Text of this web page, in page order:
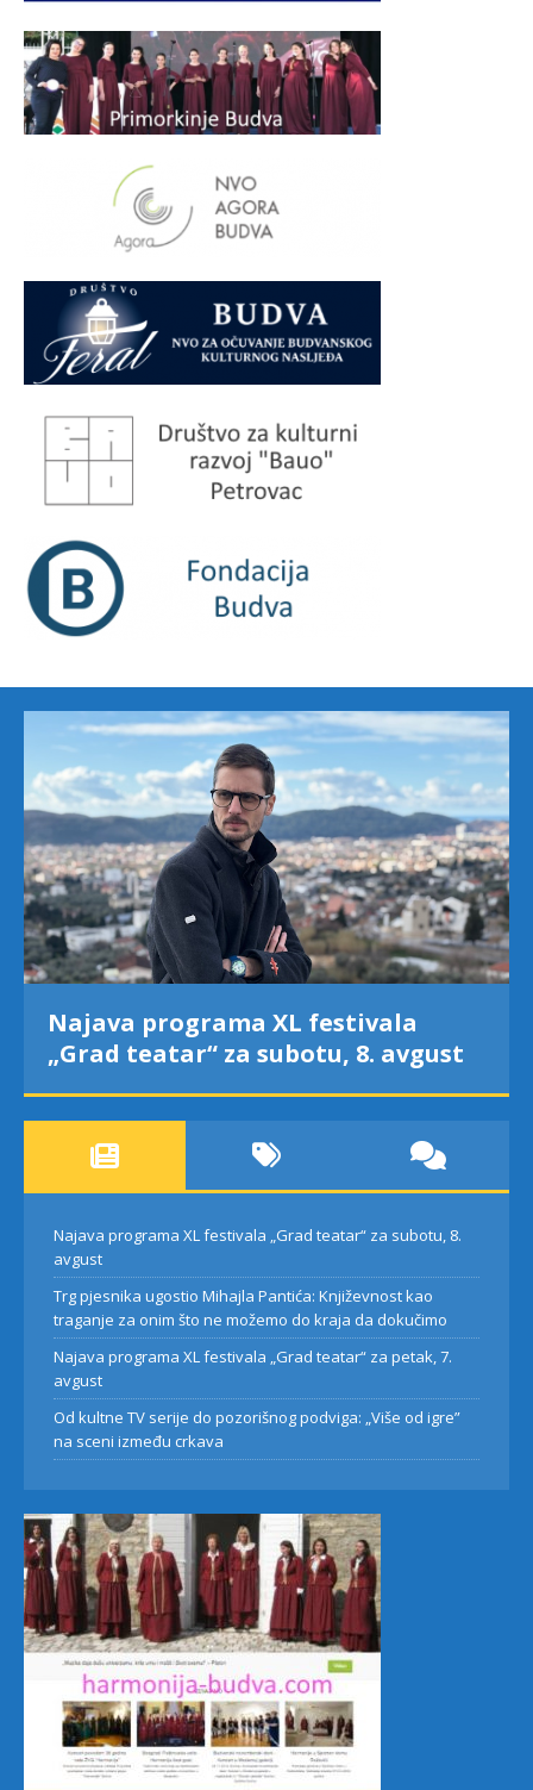
Najava programa XL festivala
„Grad teatar“ za subotu, 8. avgust
Najava programa XL festivala „Grad teatar“ za subotu, 8.
avgust
Trg pjesnika ugostio Mihajla Pantića: Književnost kao
traganje za onim što ne možemo do kraja da dokučimo
Najava programa XL festivala „Grad teatar“ za petak, 7.
avgust
Od kultne TV serije do pozorišnog podviga: „Više od igre”
na sceni između crkava